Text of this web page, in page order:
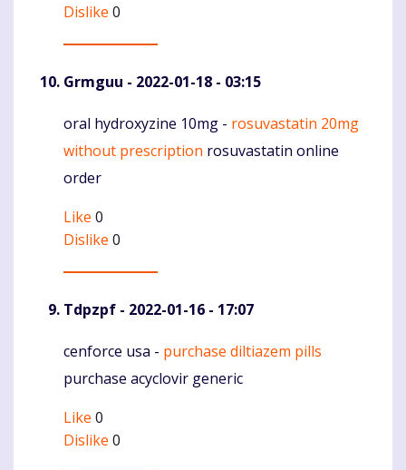
Dislike 0
Grmguu - 2022-01-18 - 03:15
Komentaras
oral hydroxyzine 10mg - rosuvastatin 20mg
without prescription rosuvastatin online
order
Like 0
Dislike 0
Tdpzpf - 2022-01-16 - 17:07
Komentaras
cenforce usa - purchase diltiazem pills
purchase acyclovir generic
Like 0
Dislike 0